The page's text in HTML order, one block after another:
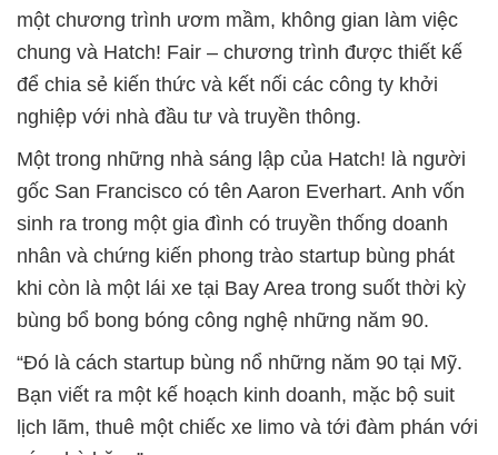
một chương trình ươm mầm, không gian làm việc
chung và Hatch! Fair – chương trình được thiết kế
để chia sẻ kiến thức và kết nối các công ty khởi
nghiệp với nhà đầu tư và truyền thông.
Một trong những nhà sáng lập của Hatch! là người
gốc San Francisco có tên Aaron Everhart. Anh vốn
sinh ra trong một gia đình có truyền thống doanh
nhân và chứng kiến phong trào startup bùng phát
khi còn là một lái xe tại Bay Area trong suốt thời kỳ
bùng bổ bong bóng công nghệ những năm 90.
“Đó là cách startup bùng nổ những năm 90 tại Mỹ.
Bạn viết ra một kế hoạch kinh doanh, mặc bộ suit
lịch lãm, thuê một chiếc xe limo và tới đàm phán với